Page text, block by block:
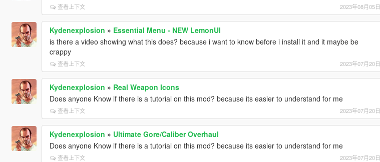
查看上下文 2023年08月05日
Kydenexplosion » Essential Menu - NEW LemonUI
is there a video showing what this does? because i want to know before i install it and it maybe be
crappy
查看上下文 2023年07月20日
Kydenexplosion » Real Weapon Icons
Does anyone Know if there is a tutorial on this mod? because its easier to understand for me
查看上下文 2023年07月20日
Kydenexplosion » Ultimate Gore/Caliber Overhaul
Does anyone Know if there is a tutorial on this mod? because its easier to understand for me
查看上下文 2023年07月20日